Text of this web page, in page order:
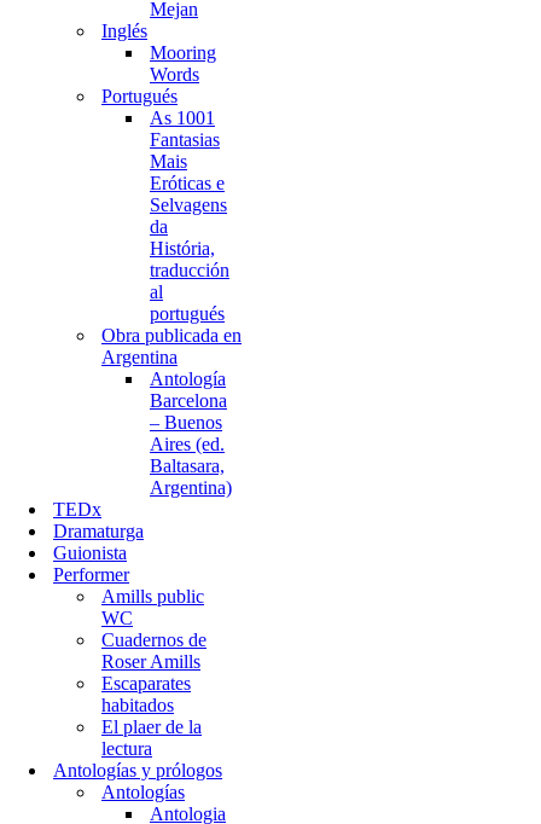
Mejan
Inglés
Mooring
Words
Portugués
As 1001
Fantasias
Mais
Eróticas e
Selvagens
da
História,
traducción
al
portugués
Obra publicada en
Argentina
Antología
Barcelona
– Buenos
Aires (ed.
Baltasara,
Argentina)
TEDx
Dramaturga
Guionista
Performer
Amills public
WC
Cuadernos de
Roser Amills
Escaparates
habitados
El plaer de la
lectura
Antologías y prólogos
Antologías
Antologia